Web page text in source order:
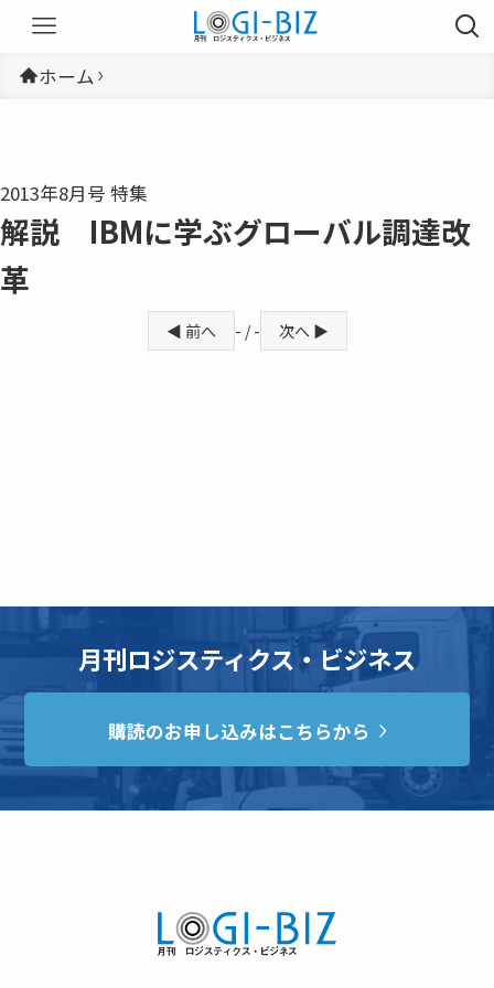
ホーム
2013年8月号 特集
解説 IBMに学ぶグローバル調達改
革
◀ 前へ - / - 次へ ▶
月刊ロジスティクス・ビジネス
購読のお申し込みはこちらから